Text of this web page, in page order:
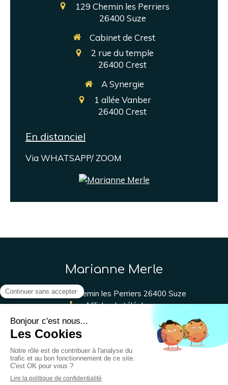
129 Chemin les Perriers
26400 Suze
Cabinet de Crest
2 rue du temple
26400 Crest
A Synergie
1 allée Vanber
26400 Crest
En distanciel
Via WHATSAPP/ ZOOM
Marianne Merle
129 Chemin les Perriers 26400 Suze
Afficher le téléphone
Mentions légales